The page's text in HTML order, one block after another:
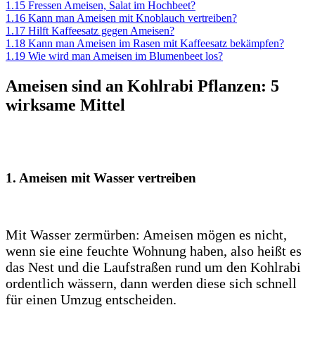
1.15 Fressen Ameisen, Salat im Hochbeet?
1.16 Kann man Ameisen mit Knoblauch vertreiben?
1.17 Hilft Kaffeesatz gegen Ameisen?
1.18 Kann man Ameisen im Rasen mit Kaffeesatz bekämpfen?
1.19 Wie wird man Ameisen im Blumenbeet los?
Ameisen sind an Kohlrabi Pflanzen: 5
wirksame Mittel
1. Ameisen mit Wasser vertreiben
Mit Wasser zermürben: Ameisen mögen es nicht,
wenn sie eine feuchte Wohnung haben, also heißt es
das Nest und die Laufstraßen rund um den Kohlrabi
ordentlich wässern, dann werden diese sich schnell
für einen Umzug entscheiden.